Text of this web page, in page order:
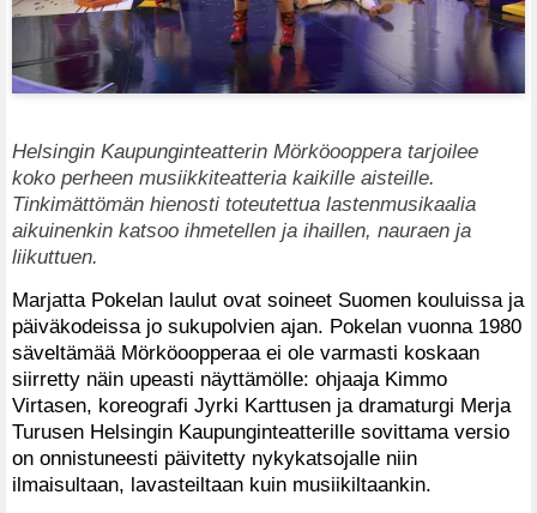
Helsingin Kaupunginteatterin Mörköooppera tarjoilee
koko perheen musiikkiteatteria kaikille aisteille.
Tinkimättömän hienosti toteutettua lastenmusikaalia
aikuinenkin katsoo ihmetellen ja ihaillen, nauraen ja
liikuttuen.
Marjatta Pokelan laulut ovat soineet Suomen kouluissa ja
päiväkodeissa jo sukupolvien ajan. Pokelan vuonna 1980
säveltämää Mörköoopperaa ei ole varmasti koskaan
siirretty näin upeasti näyttämölle: ohjaaja Kimmo
Virtasen, koreografi Jyrki Karttusen ja dramaturgi Merja
Turusen Helsingin Kaupunginteatterille sovittama versio
on onnistuneesti päivitetty nykykatsojalle niin
ilmaisultaan, lavasteiltaan kuin musiikiltaankin.